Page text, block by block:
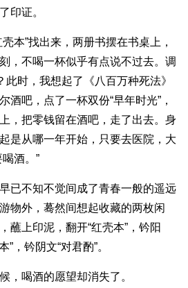
印证。
”找出来，两册书摆在书桌上，
，不喝一杯似乎有点说不过去。调
此时，我想起了《八百万种死法》
酒吧，点了一杯双份“早年时光”，
，把零钱留在酒吧，走了出去。身
是从哪一年开始，只要去医院，大
酒。”
不知不觉间成了青春一般的遥远
物外，蓦然间想起收藏的两枚闲
蘸上印泥，翻开“红壳本”，钤阳
”，钤阴文“对君酌”。
喝酒的愿望却消失了。